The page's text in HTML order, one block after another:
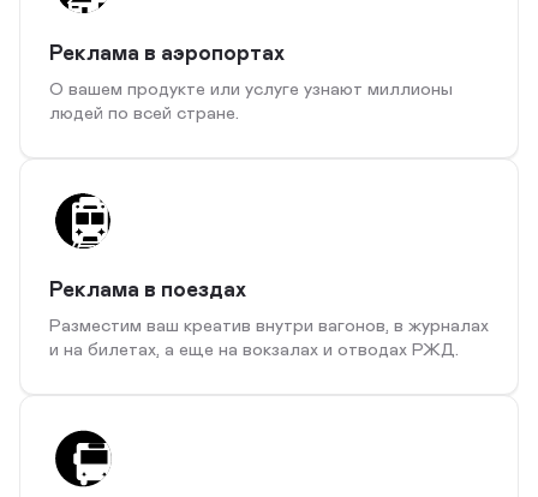
Реклама в аэропортах
О вашем продукте или услуге узнают миллионы
людей по всей стране.
Реклама в поездах
Разместим ваш креатив внутри вагонов, в журналах
и на билетах, а еще на вокзалах и отводах РЖД.